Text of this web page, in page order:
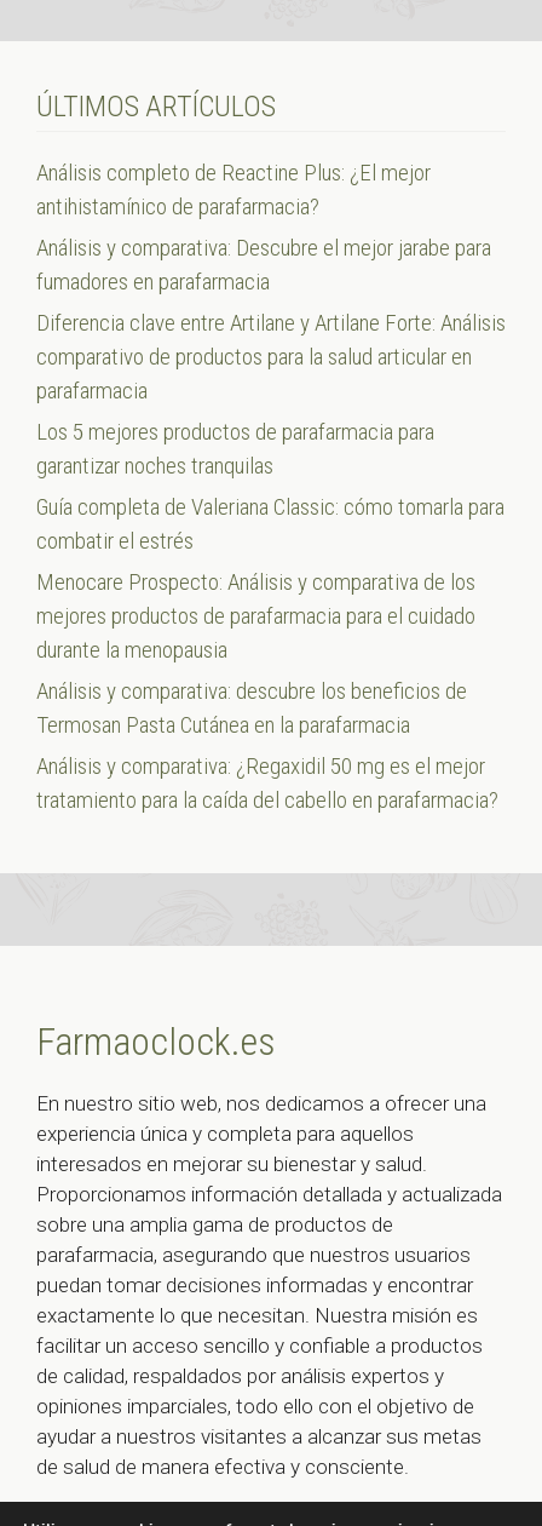
ÚLTIMOS ARTÍCULOS
Análisis completo de Reactine Plus: ¿El mejor
antihistamínico de parafarmacia?
Análisis y comparativa: Descubre el mejor jarabe para
fumadores en parafarmacia
Diferencia clave entre Artilane y Artilane Forte: Análisis
comparativo de productos para la salud articular en
parafarmacia
Los 5 mejores productos de parafarmacia para
garantizar noches tranquilas
Guía completa de Valeriana Classic: cómo tomarla para
combatir el estrés
Menocare Prospecto: Análisis y comparativa de los
mejores productos de parafarmacia para el cuidado
durante la menopausia
Análisis y comparativa: descubre los beneficios de
Termosan Pasta Cutánea en la parafarmacia
Análisis y comparativa: ¿Regaxidil 50 mg es el mejor
tratamiento para la caída del cabello en parafarmacia?
Farmaoclock.es
En nuestro sitio web, nos dedicamos a ofrecer una
experiencia única y completa para aquellos
interesados en mejorar su bienestar y salud.
Proporcionamos información detallada y actualizada
sobre una amplia gama de productos de
parafarmacia, asegurando que nuestros usuarios
puedan tomar decisiones informadas y encontrar
exactamente lo que necesitan. Nuestra misión es
facilitar un acceso sencillo y confiable a productos
de calidad, respaldados por análisis expertos y
opiniones imparciales, todo ello con el objetivo de
ayudar a nuestros visitantes a alcanzar sus metas
de salud de manera efectiva y consciente.